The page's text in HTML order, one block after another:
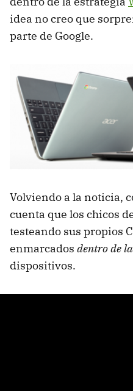
idea no creo que
parte de Google.
Volviendo a la noticia,
cuenta que los chicos
testeando sus propios
enmarcados dentro de
dispositivos.